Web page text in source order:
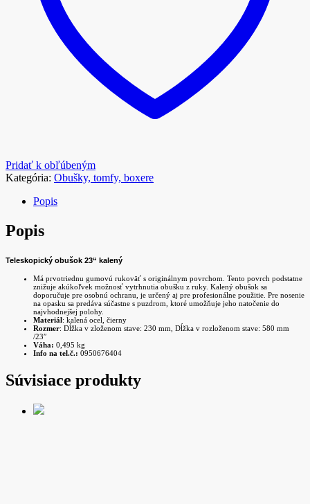
Pridať k obľúbeným
Kategória: Obušky, tomfy, boxere
Popis
Popis
Teleskopický obušok 23“ kalený
Má prvotriednu gumovú rukoväť s originálnym povrchom. Tento povrch podstatne
znižuje akúkoľvek možnosť vytrhnutia obušku z ruky. Kalený obušok sa
doporučuje pre osobnú ochranu, je určený aj pre profesionálne použitie. Pre nosenie
na opasku sa predáva súčastne s puzdrom, ktoré umožňuje jeho natočenie do
najvhodnejšej polohy.
Materiál: kalená ocel, čierny
Rozmer: Dĺžka v zloženom stave: 230 mm, Dĺžka v rozloženom stave: 580 mm
/23″
Váha: 0,495 kg
Info na tel.č.: 0950676404
Súvisiace produkty